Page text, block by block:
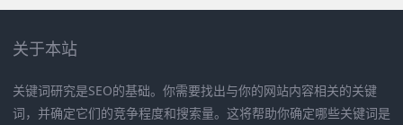
关于本站
关键词研究是SEO的基础。你需要找出与你的网站内容相关的关键
词，并确定它们的竞争程度和搜索量。这将帮助你确定哪些关键词是